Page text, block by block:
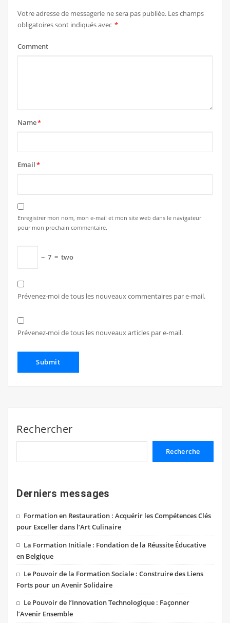
Votre adresse de messagerie ne sera pas publiée. Les champs
obligatoires sont indiqués avec *
Comment
Name*
Email*
Enregistrer mon nom, mon e-mail et mon site web dans le navigateur
pour mon prochain commentaire.
− 7 = two
Prévenez-moi de tous les nouveaux commentaires par e-mail.
Prévenez-moi de tous les nouveaux articles par e-mail.
Rechercher
Recherche
Derniers messages
Formation en Restauration : Acquérir les Compétences Clés
pour Exceller dans l’Art Culinaire
La Formation Initiale : Fondation de la Réussite Éducative
en Belgique
Le Pouvoir de la Formation Sociale : Construire des Liens
Forts pour un Avenir Solidaire
Le Pouvoir de l’Innovation Technologique : Façonner
l’Avenir Ensemble